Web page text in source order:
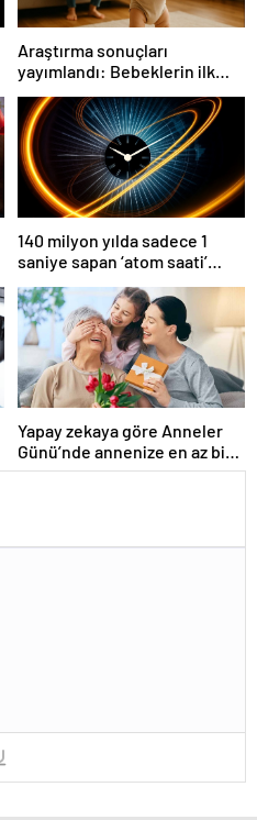
Araştırma sonuçları
yayımlandı: Bebeklerin ilk
etkisi
140 milyon yılda sadece 1
saniye sapan ‘atom saati’
Yapay zekaya göre Anneler
Günü’nde annenize en az bir
kez vermeniz gereken